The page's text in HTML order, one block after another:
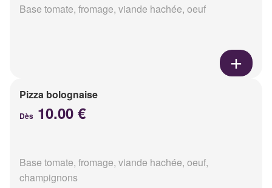
Base tomate, fromage, viande hachée, oeuf
Pizza bolognaise
Dès 10.00 €
Base tomate, fromage, viande hachée, oeuf,
champignons